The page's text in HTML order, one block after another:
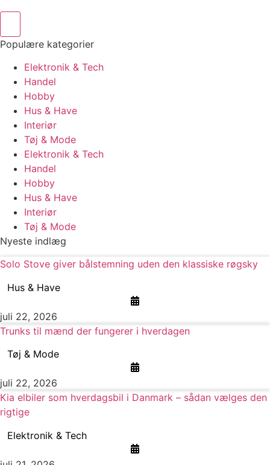
Populære kategorier
Elektronik & Tech
Handel
Hobby
Hus & Have
Interiør
Tøj & Mode
Elektronik & Tech
Handel
Hobby
Hus & Have
Interiør
Tøj & Mode
Nyeste indlæg
Solo Stove giver bålstemning uden den klassiske røgsky
Hus & Have
juli 22, 2026
Trunks til mænd der fungerer i hverdagen
Tøj & Mode
juli 22, 2026
Kia elbiler som hverdagsbil i Danmark – sådan vælges den
rigtige
Elektronik & Tech